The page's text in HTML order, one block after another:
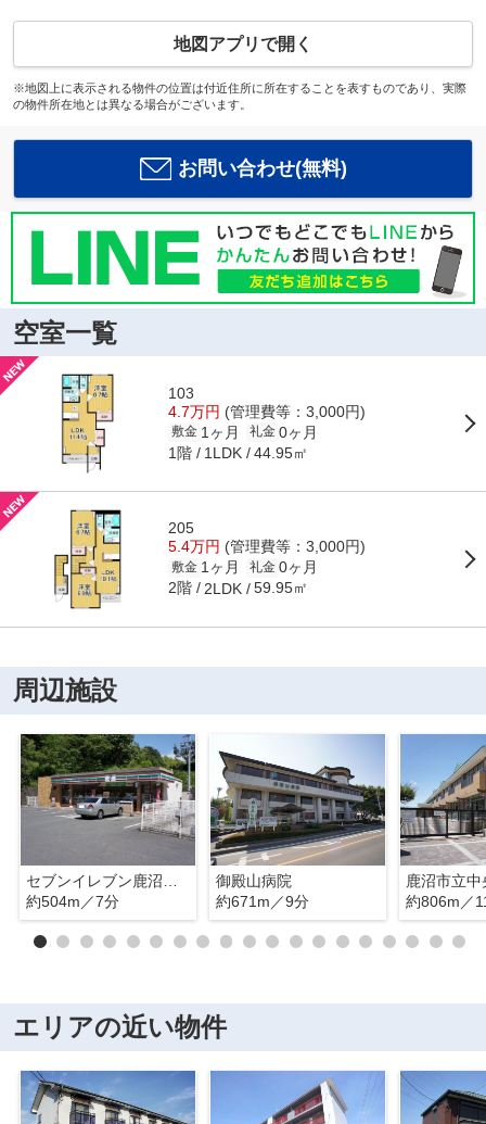
地図アプリで開く
※地図上に表示される物件の位置は付近住所に所在することを表すものであり、実際
の物件所在地とは異なる場合がございます。
お問い合わせ(無料)
空室一覧
103
4.7万円 (管理費等：3,000円)
敷金 1ヶ月 礼金 0ヶ月
1階 1LDK 44.95㎡
205
5.4万円 (管理費等：3,000円)
敷金 1ヶ月 礼金 0ヶ月
2階 2LDK 59.95㎡
周辺施設
セブンイレブン鹿沼上材木町店
約504m／7分
御殿山病院
約671m／9分
鹿沼市立中
約806m／
エリアの近い物件